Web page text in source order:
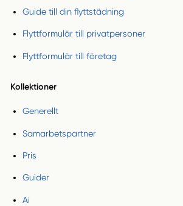
Guide till din flyttstädning
Flyttformulär till privatpersoner
Flyttformulär till företag
Kollektioner
Generellt
Samarbetspartner
Pris
Guider
Ai